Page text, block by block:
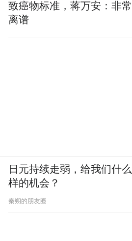
致癌物标准，蒋万安：非常
离谱
日元持续走弱，给我们什么
样的机会？
秦朔的朋友圈